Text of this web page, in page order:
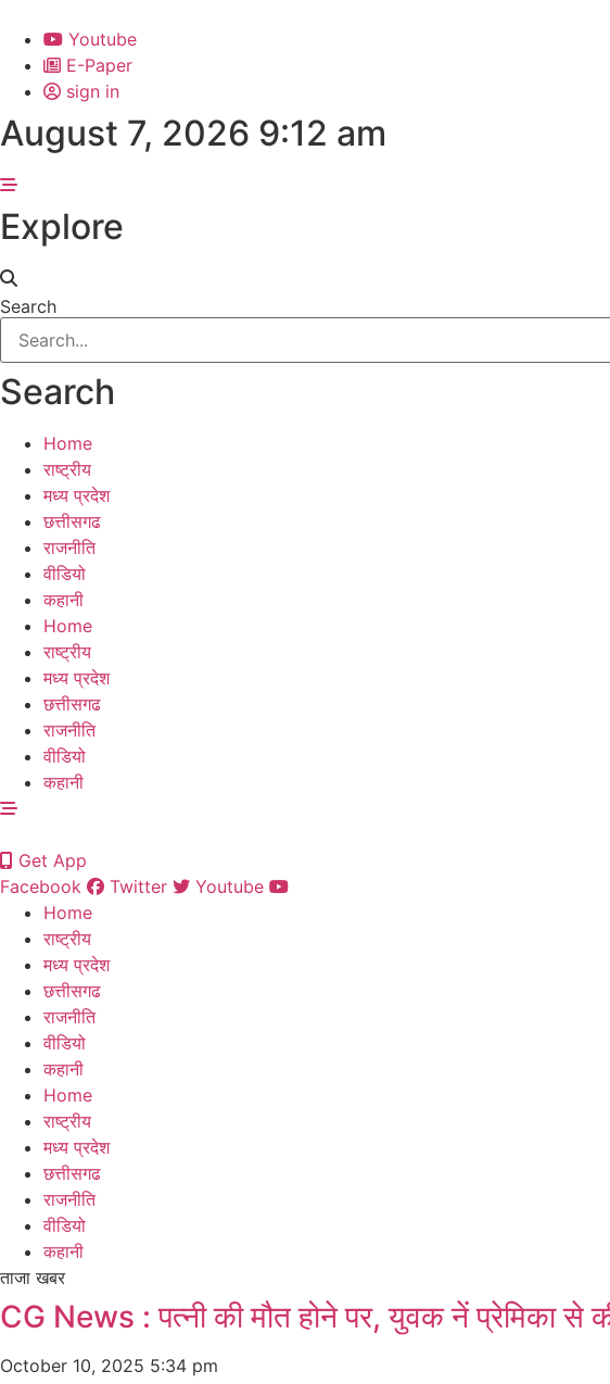
content
Youtube
E-Paper
sign in
August 7, 2026 9:12 am
Explore
Search
Search
Home
राष्ट्रीय
मध्य प्रदेश
छत्तीसगढ
राजनीति
वीडियो
कहानी
Home
राष्ट्रीय
मध्य प्रदेश
छत्तीसगढ
राजनीति
वीडियो
कहानी
Get App
Facebook
Twitter
Youtube
Home
राष्ट्रीय
मध्य प्रदेश
छत्तीसगढ
राजनीति
वीडियो
कहानी
Home
राष्ट्रीय
मध्य प्रदेश
छत्तीसगढ
राजनीति
वीडियो
कहानी
ताजा खबर
CG News : पत्नी की मौत होने पर, युवक नें प्रेमिका से
October 10, 2025 5:34 pm